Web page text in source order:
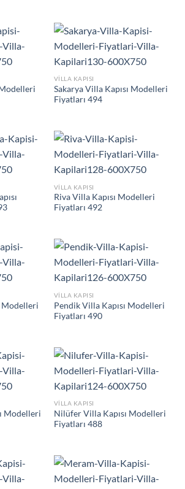
VILLA KAPISI
Sakarya Villa Kapısı Modelleri
Fiyatları 494
VILLA KAPISI
Riva Villa Kapısı Modelleri
Fiyatları 492
Modelleri
VILLA KAPISI
Pendik Villa Kapısı Modelleri
Fiyatları 490
Modelleri
VILLA KAPISI
Nilüfer Villa Kapısı Modelleri
Fiyatları 488